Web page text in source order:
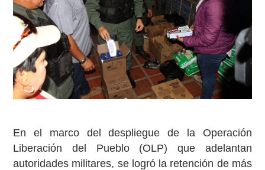
En el marco del despliegue de la Operación
Liberación del Pueblo (OLP) que adelantan
autoridades militares, se logró la retención de más